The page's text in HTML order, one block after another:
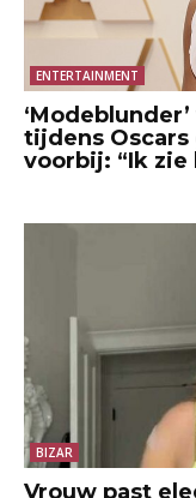
ENTERTAINMENT
tijdens
voorbij: “Ik zie
BIZAR
Vrouw past